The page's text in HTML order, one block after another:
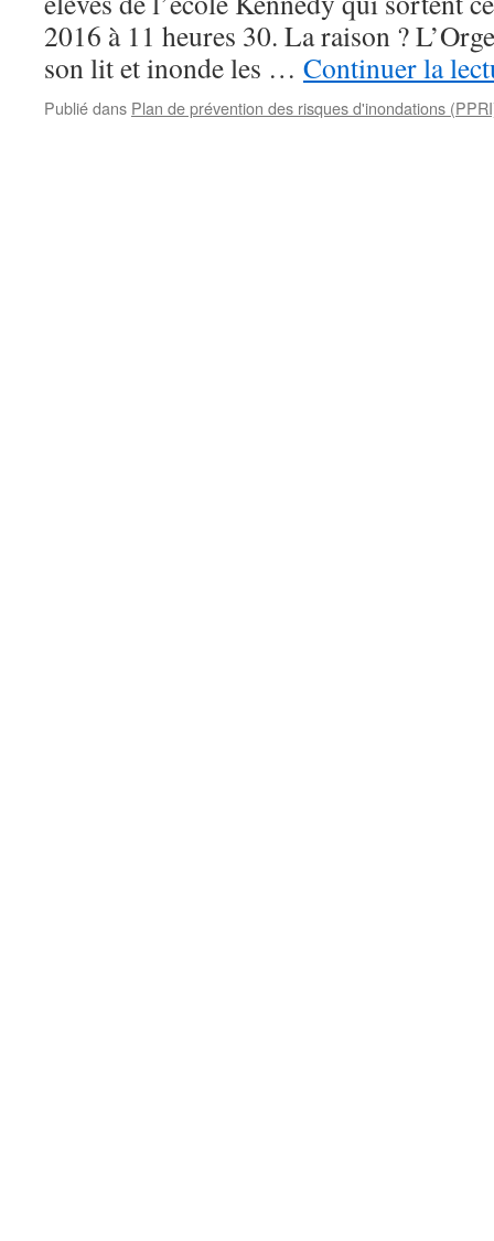
2016 à 11 heures 30. La raison ?
son lit et inonde les … Continuer la
Publié dans Plan de prévention des risques d'inondations